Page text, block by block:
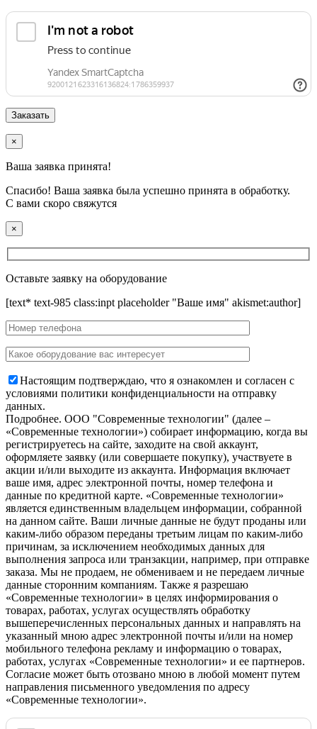
×
Ваша заявка принята!
Спасибо! Ваша заявка была успешно принята в обработку.
С вами скоро свяжутся
×
Оставьте заявку на оборудование
[text* text-985 class:inpt placeholder "Ваше имя" akismet:author]
Настоящим подтверждаю, что я ознакомлен и согласен с
условиями политики конфиденциальности на отправку
данных.
Подробнее. OOO "Современные технологии" (далее –
«Современные технологии») собирает информацию, когда вы
регистрируетесь на сайте, заходите на свой аккаунт,
оформляете заявку (или совершаете покупку), участвуете в
акции и/или выходите из аккаунта. Информация включает
ваше имя, адрес электронной почты, номер телефона и
данные по кредитной карте. «Современные технологии»
является единственным владельцем информации, собранной
на данном сайте. Ваши личные данные не будут проданы или
каким-либо образом переданы третьим лицам по каким-либо
причинам, за исключением необходимых данных для
выполнения запроса или транзакции, например, при отправке
заказа. Мы не продаем, не обмениваем и не передаем личные
данные сторонним компаниям. Также я разрешаю
«Современные технологии» в целях информирования о
товарах, работах, услугах осуществлять обработку
вышеперечисленных персональных данных и направлять на
указанный мною адрес электронной почты и/или на номер
мобильного телефона рекламу и информацию о товарах,
работах, услугах «Современные технологии» и ее партнеров.
Согласие может быть отозвано мною в любой момент путем
направления письменного уведомления по адресу
«Современные технологии».